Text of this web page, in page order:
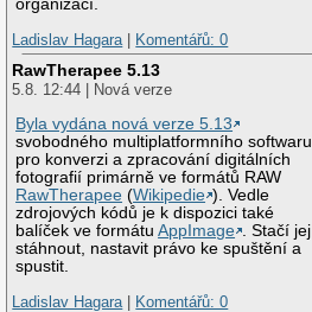
organizací.
Ladislav Hagara | Komentářů: 0
RawTherapee 5.13
5.8. 12:44 | Nová verze
Byla vydána nová verze 5.13
svobodného multiplatformního softwaru
pro konverzi a zpracování digitálních
fotografií primárně ve formátů RAW
RawTherapee (Wikipedie ). Vedle
zdrojových kódů je k dispozici také
balíček ve formátuAppImage
. Stačí jej
stáhnout, nastavit právo ke spuštění a
spustit.
Ladislav Hagara | Komentářů: 0